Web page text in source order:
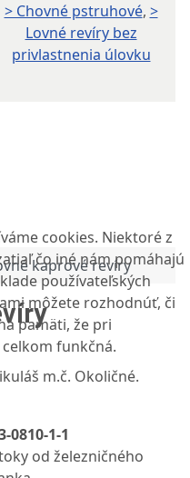
> Chovné pstruhové, >
Lovné revíry bez
privlastnenia úlovku
kaprové revíry
m.č. Okoličné.
0810-1-1
od železničného
cookies. Niektoré z
čo iné nám pomáhajú
používateľských
môžete rozhodnúť, či
pamäti, že pri
funkčná.